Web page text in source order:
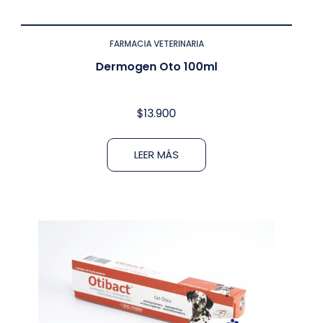
FARMACIA VETERINARIA
Dermogen Oto 100ml
$13.900
LEER MÁS